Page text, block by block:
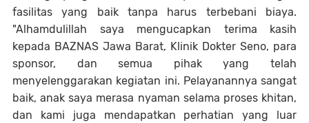
fasilitas yang baik tanpa harus terbebani biaya.
"Alhamdulillah saya mengucapkan terima kasih
kepada BAZNAS Jawa Barat, Klinik Dokter Seno, para
sponsor, dan semua pihak yang telah
menyelenggarakan kegiatan ini. Pelayanannya sangat
baik, anak saya merasa nyaman selama proses khitan,
dan kami juga mendapatkan perhatian yang luar